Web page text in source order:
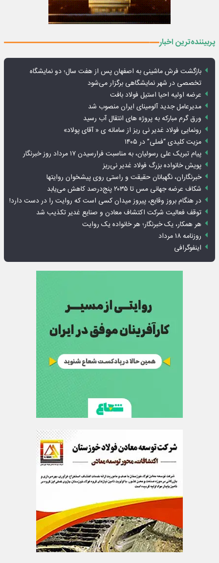
پربیننده‌ترین اخبار
بازگشت فرش ماشینی به اصفهان پس از هفت سال؛ دو نمایشگاه
تخصصی در شهر نمایشگاهی برگزار می‌شود
عرضه اولیه احیا استیل فولاد بافت
مدیرعامل جدید آلومینای ایران منصوب شد
ورق گرم مبارکه به پروژه های انتقال آب رسید
رونمایی فولاد غدیر نی ریز از سامانه ی « آقای پولاد»
مزیت کلیدی “فملی” در ۱۴۰۵
پیام تبریک علی رسولیان، به مناسبت فرارسیدن ۱۷ مرداد روز خبرنگار
پویش خانواده بزرگ فولاد غدیر نی‌ریز
خبرنگاران، نگهبانان حقیقت و راستی روی پیشخوان روایت­ها
شکاف عرضه جهانی مس تا ۲۰۳۵ پنج‌درصد کاهش می‌یابد
در هنگام بروز وقایع، پیروز میدان کسی است که روایت را در دست دارد!
توقف فعالیت شرکت اکتشاف معادن و صنایع غدیر تکذیب شد
هر همکار، یک خبرنگار؛ هر خانواده یک روایت
روزنامه ۱۸ مرداد
اینفوگرافی